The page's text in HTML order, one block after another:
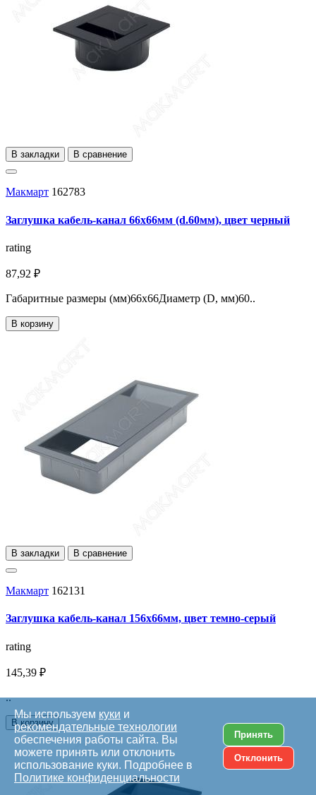
В закладки В сравнение
Макмарт 162783
Заглушка кабель-канал 66x66мм (d.60мм), цвет черный
rating
87,92 ₽
Габаритные размеры (мм)66x66Диаметр (D, мм)60..
В корзину
В закладки В сравнение
Макмарт 162131
Заглушка кабель-канал 156x66мм, цвет темно-серый
rating
145,39 ₽
..
В корзину
Мы используем куки и
рекомендательные технологии
обеспечения работы сайта. Вы
можете принять или отклонить
использование куки. Подробнее в
Политике конфиденциальности
Принять
Отклонить